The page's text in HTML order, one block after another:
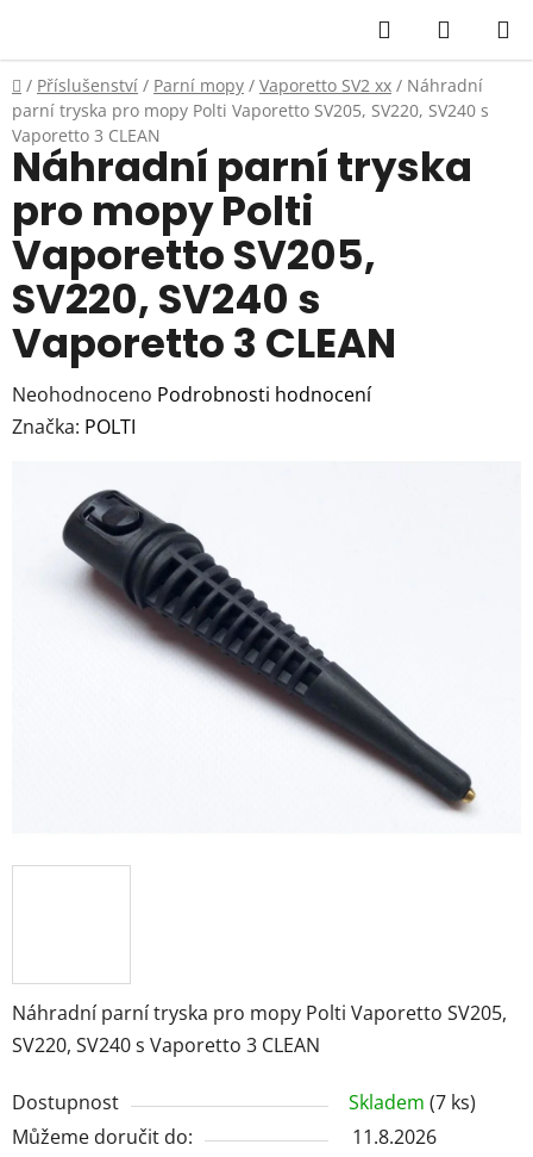
obsah
Hledat
KOŠÍK
Domů
/ Příslušenství / Parní mopy / Vaporetto SV2 xx / Náhradní
parní tryska pro mopy Polti Vaporetto SV205, SV220, SV240 s
Vaporetto 3 CLEAN
Náhradní parní tryska pro mopy Polti Vaporetto SV205,
SV220, SV240 s Vaporetto 3 CLEAN
Dostupnost Skladem (7 ks)
Můžeme doručit do:
11.8.2026
Náhradní parní tryska
pro mopy Polti
Vaporetto SV205,
SV220, SV240 s
Vaporetto 3 CLEAN
Průměrné
hodnocení
hvězdiček.
Neohodnoceno Podrobnosti hodnocení
Značka: POLTI